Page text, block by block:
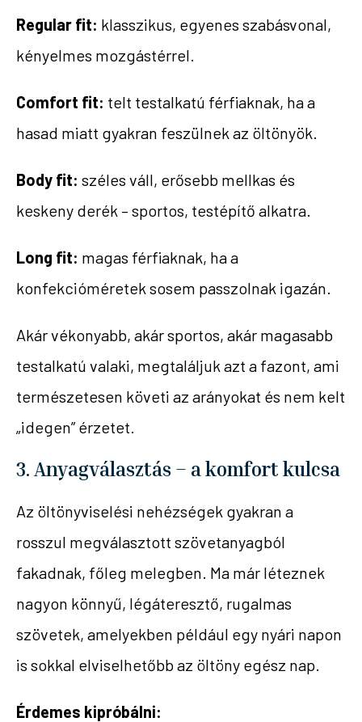
Regular fit: klasszikus, egyenes szabásvonal,
kényelmes mozgástérrel.
Comfort fit: telt testalkatú férfiaknak, ha a
hasad miatt gyakran feszülnek az öltönyök.
Body fit: széles váll, erősebb mellkas és
keskeny derék – sportos, testépítő alkatra.
Long fit: magas férfiaknak, ha a
konfekcióméretek sosem passzolnak igazán.
Akár vékonyabb, akár sportos, akár magasabb
testalkatú valaki, megtaláljuk azt a fazont, ami
természetesen követi az arányokat és nem kelt
„idegen” érzetet.
3. Anyagválasztás – a komfort kulcsa
Az öltönyviselési nehézségek gyakran a
rosszul megválasztott szövetanyagból
fakadnak, főleg melegben. Ma már léteznek
nagyon könnyű, légáteresztő, rugalmas
szövetek, amelyekben például egy nyári napon
is sokkal elviselhetőbb az öltöny egész nap.
Érdemes kipróbálni: